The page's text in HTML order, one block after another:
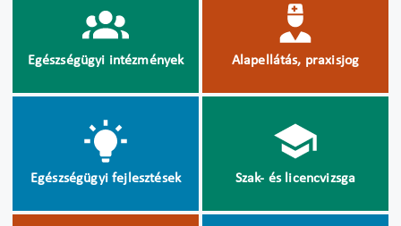
Egészségügyi intézmények Alapellátás, praxisjog
Egészségügyi fejlesztések Szak- és licencvizsga